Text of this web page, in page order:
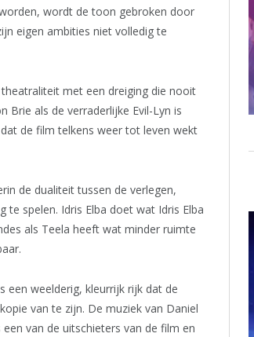
wordt de toon gebroken door
eigen ambities niet volledig te
met een dreiging die nooit
Brie als de verraderlijke Evil-Lyn is
de film telkens weer tot leven wekt
de dualiteit tussen de verlegen,
spelen. Idris Elba doet wat Idris Elba
als Teela heeft wat minder ruimte
een weelderig, kleurrijk rijk dat de
van te zijn. De muziek van Daniel
van de uitschieters van de film en